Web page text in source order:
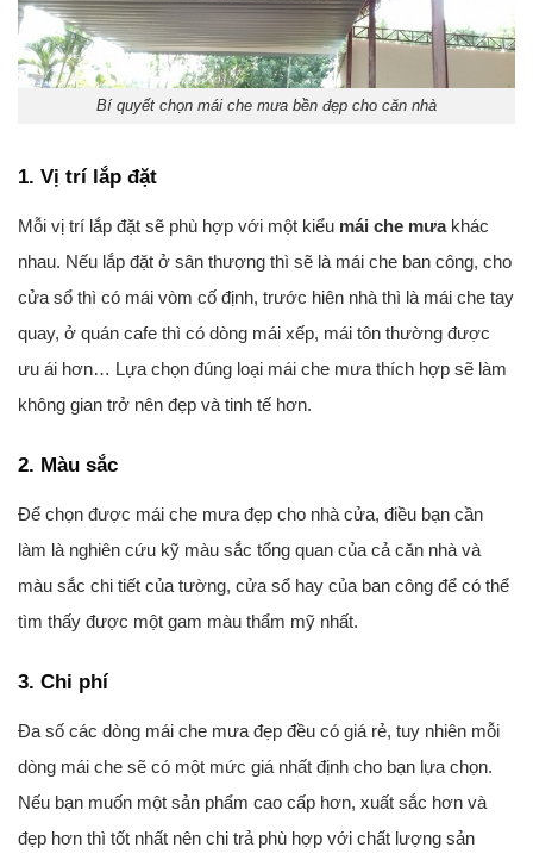
Bí quyết chọn mái che mưa bền đẹp cho căn nhà
1. Vị trí lắp đặt
Mỗi vị trí lắp đặt sẽ phù hợp với một kiểu mái che mưakhác
nhau. Nếu lắp đặt ở sân thượng thì sẽ là mái che ban công, cho
cửa sổ thì có mái vòm cố định, trước hiên nhà thì là mái che tay
quay, ở quán cafe thì có dòng mái xếp, mái tôn thường được
ưu ái hơn… Lựa chọn đúng loại mái che mưa thích hợp sẽ làm
không gian trở nên đẹp và tinh tế hơn.
2. Màu sắc
Để chọn được mái che mưa đẹp cho nhà cửa, điều bạn cần
làm là nghiên cứu kỹ màu sắc tổng quan của cả căn nhà và
màu sắc chi tiết của tường, cửa sổ hay của ban công để có thể
tìm thấy được một gam màu thẩm mỹ nhất.
3. Chi phí
Đa số các dòng mái che mưa đẹp đều có giá rẻ, tuy nhiên mỗi
dòng mái che sẽ có một mức giá nhất định cho bạn lựa chọn.
Nếu bạn muốn một sản phẩm cao cấp hơn, xuất sắc hơn và
đẹp hơn thì tốt nhất nên chi trả phù hợp với chất lượng sản